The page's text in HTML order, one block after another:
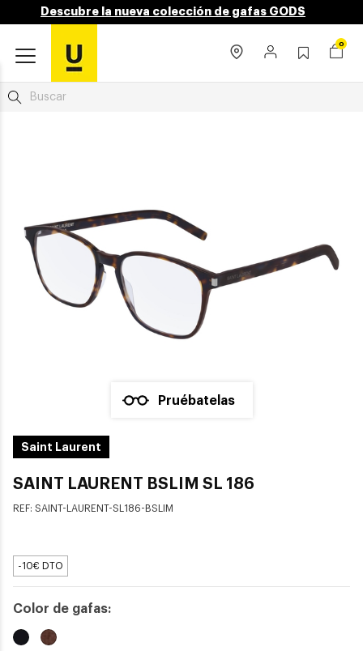
Descubre la nueva colección de gafas GODS
0
Pruébatelas
Saint Laurent
SAINT LAURENT BSLIM SL 186
REF: SAINT-LAURENT-SL186-BSLIM
-10€ DTO
Color de gafas: